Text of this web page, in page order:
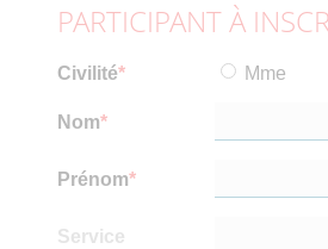
PARTICIPANT À
Civilité Mme
Nom
Prénom
Service